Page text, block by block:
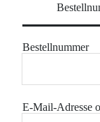
Bestellnummer
E-Mail-Adresse